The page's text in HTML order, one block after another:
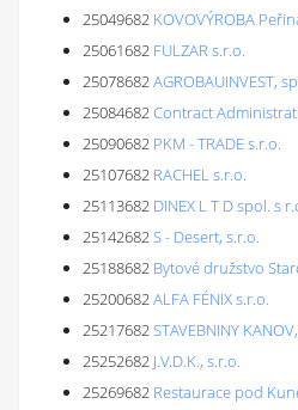
25049682 KOVOVÝROBA
25061682 FULZAR s.r.o.
25078682AGROBAUINVEST,
25084682Contract
25090682 PKM - TRADE s.r.o.
25107682 RACHEL s.r.o.
25113682 DINEX L T D spol. s
25142682S - Desert, s.r.o.
25188682 Bytové družstvo
25200682ALFA FÉNIX s.r.o.
25217682STAVEBNINY
25252682 J.V.D.K., s.r.o.
25269682 Restaurace pod